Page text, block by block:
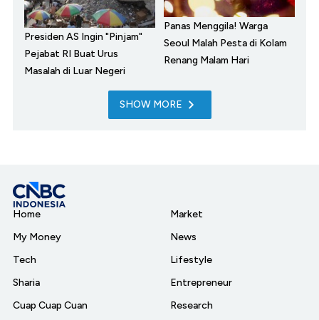
Presiden AS Ingin "Pinjam"
Pejabat RI Buat Urus
Masalah di Luar Negeri
Panas Menggila! Warga
Seoul Malah Pesta di Kolam
Renang Malam Hari
SHOW MORE
Home
My Money
Tech
Sharia
Cuap Cuap Cuan
Market
News
Lifestyle
Entrepreneur
Research